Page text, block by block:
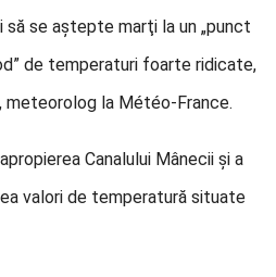
să se aştepte marţi la un „punct
de temperaturi foarte ridicate,
meteorolog la Météo-France.
Canalului Mânecii şi a
valori de temperatură situate